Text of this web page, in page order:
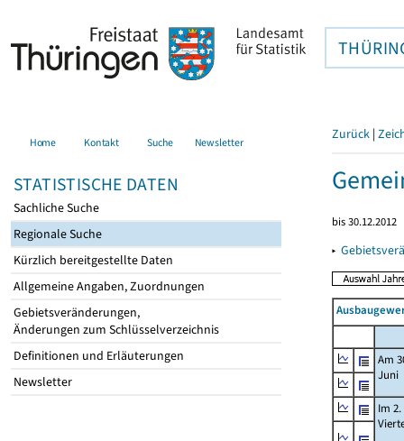
Home Kontakt Suche Newsletter
STATISTISCHE DATEN
Sachliche Suche
Regionale Suche
Kürzlich bereitgestellte Daten
Allgemeine Angaben, Zuordnungen
Gebietsveränderungen,
Änderungen zum Schlüsselverzeichnis
Definitionen und Erläuterungen
Newsletter
Zurück |
bis 30.12.2012
▸
Am
Juni
Im 2.